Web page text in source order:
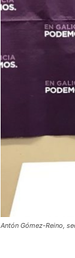
Antón Gómez-Reino,